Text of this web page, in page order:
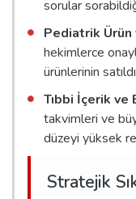
sorular
Pediatrik Ürün
hekimlerce
ürünlerinin
Tıbbi İçerik ve
takvimleri ve
düzeyi yüksek
Stratejik